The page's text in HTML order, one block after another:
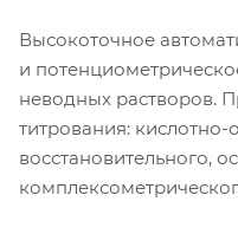
Высокоточное
и
неводных растворов.
титрования: кислотно-
восстановительного,